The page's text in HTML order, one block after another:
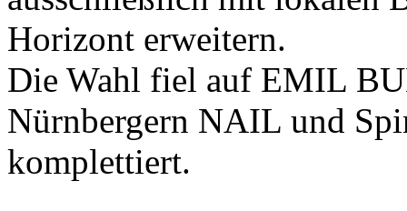
Horizont erweitern.
Die Wahl fiel auf EMIL
Nürnbergern NAIL und
komplettiert.